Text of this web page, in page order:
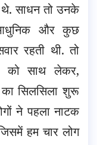
साधन तो उनके
और कुछ
रहती थी. तो
को साथ लेकर,
सिलसिला शुरू
ने पहला नाटक
हम चार लोग